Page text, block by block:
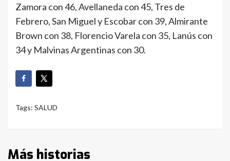
Zamora con 46, Avellaneda con 45, Tres de
Febrero, San Miguel y Escobar con 39, Almirante
Brown con 38, Florencio Varela con 35, Lanús con
34 y Malvinas Argentinas con 30.
Tags: SALUD
Más historias